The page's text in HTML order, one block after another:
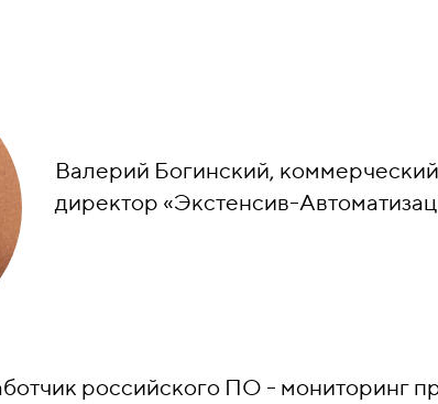
Валерий Богинский, коммерческий
директор «Экстенсив-
российского ПО - мониторинг